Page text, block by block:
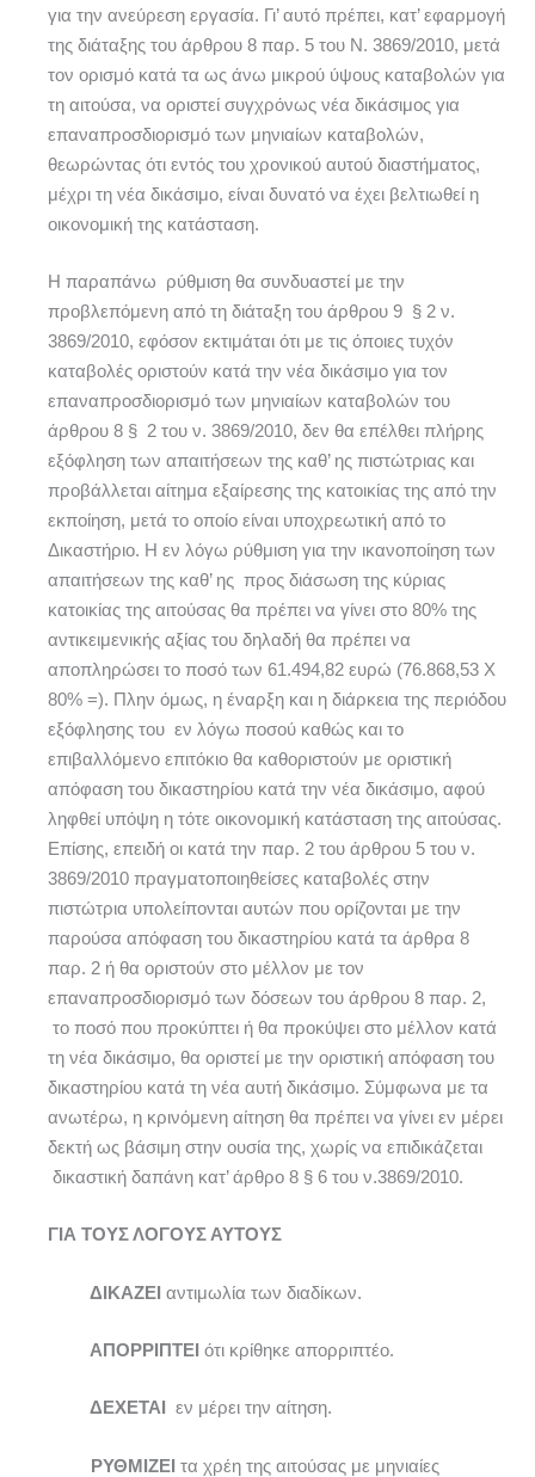
για την ανεύρεση εργασία. Γι’ αυτό πρέπει, κατ’ εφαρμογή
της διάταξης του άρθρου 8 παρ. 5 του Ν. 3869/2010, μετά
τον ορισμό κατά τα ως άνω μικρού ύψους καταβολών για
τη αιτούσα, να οριστεί συγχρόνως νέα δικάσιμος για
επαναπροσδιορισμό των μηνιαίων καταβολών,
θεωρώντας ότι εντός του χρονικού αυτού διαστήματος,
μέχρι τη νέα δικάσιμο, είναι δυνατό να έχει βελτιωθεί η
οικονομική της κατάσταση.
Η παραπάνω ρύθμιση θα συνδυαστεί με την
προβλεπόμενη από τη διάταξη του άρθρου 9 § 2 ν.
3869/2010, εφόσον εκτιμάται ότι με τις όποιες τυχόν
καταβολές οριστούν κατά την νέα δικάσιμο για τον
επαναπροσδιορισμό των μηνιαίων καταβολών του
άρθρου 8 § 2 του ν. 3869/2010, δεν θα επέλθει πλήρης
εξόφληση των απαιτήσεων της καθ’ ης πιστώτριας και
προβάλλεται αίτημα εξαίρεσης της κατοικίας της από την
εκποίηση, μετά το οποίο είναι υποχρεωτική από το
Δικαστήριο. Η εν λόγω ρύθμιση για την ικανοποίηση των
απαιτήσεων της καθ’ ης προς διάσωση της κύριας
κατοικίας της αιτούσας θα πρέπει να γίνει στο 80% της
αντικειμενικής αξίας του δηλαδή θα πρέπει να
αποπληρώσει το ποσό των 61.494,82 ευρώ (76.868,53 Χ
80% =). Πλην όμως, η έναρξη και η διάρκεια της περιόδου
εξόφλησης του εν λόγω ποσού καθώς και το
επιβαλλόμενο επιτόκιο θα καθοριστούν με οριστική
απόφαση του δικαστηρίου κατά την νέα δικάσιμο, αφού
ληφθεί υπόψη η τότε οικονομική κατάσταση της αιτούσας.
Επίσης, επειδή οι κατά την παρ. 2 του άρθρου 5 του ν.
3869/2010 πραγματοποιηθείσες καταβολές στην
πιστώτρια υπολείπονται αυτών που ορίζονται με την
παρούσα απόφαση του δικαστηρίου κατά τα άρθρα 8
παρ. 2 ή θα οριστούν στο μέλλον με τον
επαναπροσδιορισμό των δόσεων του άρθρου 8 παρ. 2,
το ποσό που προκύπτει ή θα προκύψει στο μέλλον κατά
τη νέα δικάσιμο, θα οριστεί με την οριστική απόφαση του
δικαστηρίου κατά τη νέα αυτή δικάσιμο. Σύμφωνα με τα
ανωτέρω, η κρινόμενη αίτηση θα πρέπει να γίνει εν μέρει
δεκτή ως βάσιμη στην ουσία της, χωρίς να επιδικάζεται
δικαστική δαπάνη κατ’ άρθρο 8 § 6 του ν.3869/2010.
ΓΙΑ ΤΟΥΣ ΛΟΓΟΥΣ ΑΥΤΟΥΣ
ΔΙΚΑΖΕΙ αντιμωλία των διαδίκων.
ΑΠΟΡΡΙΠΤΕΙ ότι κρίθηκε απορριπτέο.
ΔΕΧΕΤΑΙ εν μέρει την αίτηση.
ΡΥΘΜΙΖΕΙ τα χρέη της αιτούσας με μηνιαίες